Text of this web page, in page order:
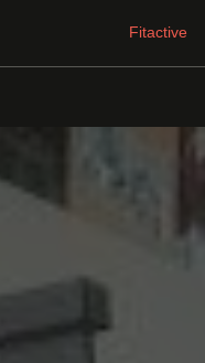
Fitactive